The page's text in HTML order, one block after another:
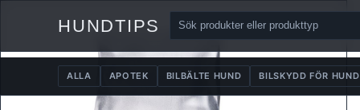
HUNDTIPS
ALLA APOTEK BILBÄLTE HUND BILSKYDD FÖR HUND